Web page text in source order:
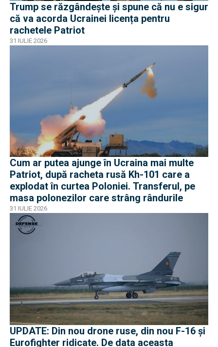
Trump se răzgândește și spune că nu e sigur
că va acorda Ucrainei licența pentru
rachetele Patriot
31 IULIE 2026
Cum ar putea ajunge în Ucraina mai multe
Patriot, după racheta rusă Kh-101 care a
explodat în curtea Poloniei. Transferul, pe
masa polonezilor care strâng rândurile
31 IULIE 2026
UPDATE: Din nou drone ruse, din nou F-16 și
Eurofighter ridicate. De data aceasta